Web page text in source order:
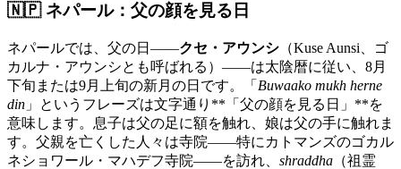
🇳🇵 ネパール：父の顔を見る日
ネパールでは、父の日——クセ・アウンシ （Kuse Aunsi、ゴ
カルナ・アウンシとも呼ばれる）——は太陰暦に従い、8月
下旬または9月上旬の新月の日です。「 Buwaako mukh herne
din 」というフレーズは文字通り**「父の顔を見る日」**を
意味します。息子は父の足に額を触れ、娘は父の手に触れま
す。父親を亡くした人々は寺院——特にカトマンズのゴカル
ネショワール・マハデフ寺院——を訪れ、 shraddha （祖霊